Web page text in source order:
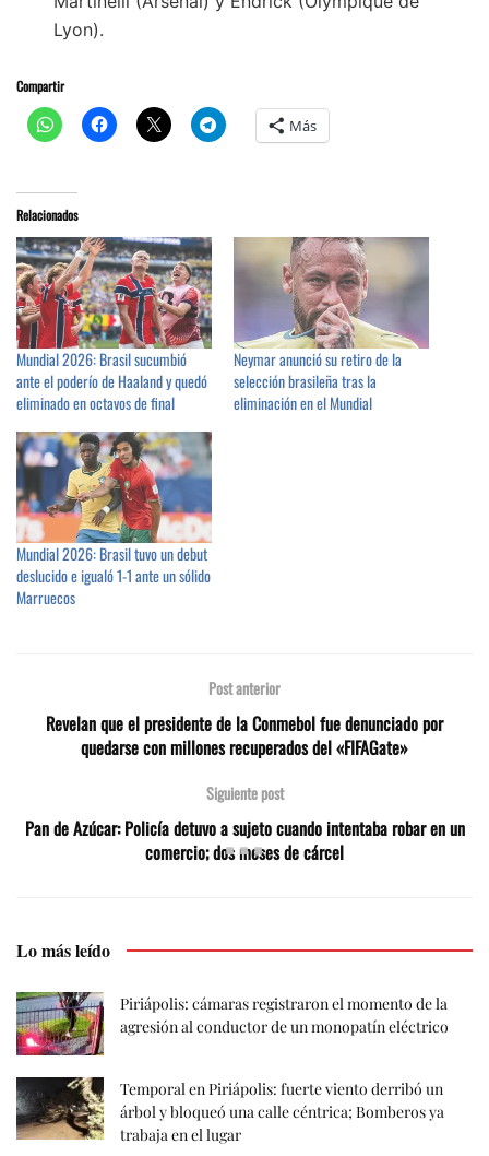
Lyon).
Compartir
Más
Relacionados
Mundial 2026: Brasil sucumbió
ante el poderío de Haaland y quedó
eliminado en octavos de final
Neymar anunció su retiro de la
selección brasileña tras la
eliminación en el Mundial
Mundial 2026: Brasil tuvo un debut
deslucido e igualó 1-1 ante un sólido
Marruecos
Post anterior
Revelan que el presidente de la Conmebol fue denunciado por
quedarse con millones recuperados del «FIFAGate»
Siguiente post
Pan de Azúcar: Policía detuvo a sujeto cuando intentaba robar en un
comercio; dos meses de cárcel
Lo más leído
Piriápolis: cámaras registraron el momento de la
agresión al conductor de un monopatín eléctrico
Temporal en Piriápolis: fuerte viento derribó un
árbol y bloqueó una calle céntrica; Bomberos ya
trabaja en el lugar